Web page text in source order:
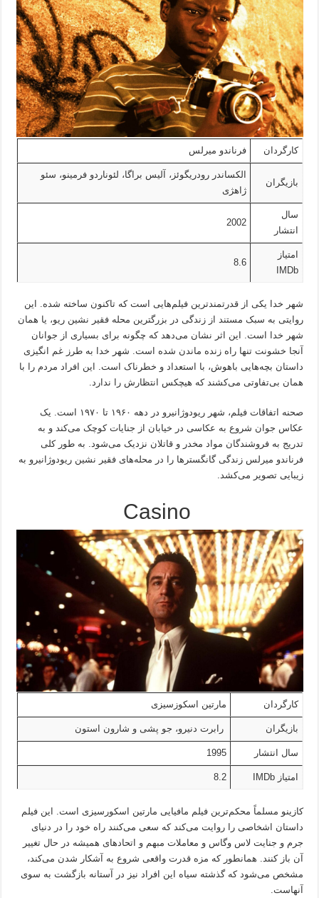
کارگردان فرناندو میرلس
بازیگران
الکساندر رودریگوئز، آلیس براگا، لئوناردو فرمینو، سئو
ژاهژی
سال
انتشار
2002
امتیاز
IMDb
8.6
شهر خدا یکی از قدرتمندترین فیلم‌هایی است که تاکنون ساخته شده. این
روایتی به سبک مستند از زندگی در بزرگترین محله فقیر نشین ریو، یا همان
شهر خدا است. این اثر نشان می‌دهد که چگونه برای بسیاری از جوانان
آنجا خشونت تنها راه زنده ماندن شده است. شهر خدا به طرز غم انگیزی
داستان بچه‌هایی باهوش، با استعداد و خطرناک است. این افراد مردم را با
همان بی‌تفاوتی می‌کشند که هیچکس انتظارش را ندارد.
صحنه اتفاقات فیلم، شهر ریودوژانیرو در دهه ۱۹۶۰ تا ۱۹۷۰ است. یک
عکاس جوان شروع به عکاسی در خیابان از جنایات کوچک می‌کند و به
تدریج به فروشندگان مواد مخدر و قاتلان نزدیک می‌شود. به طور کلی
فرناندو میرلس زندگی گانگسترها را در محله‌های فقیر نشین ریودوژانیرو به
زیبایی تصویر می‌کشد.
کارگردان مارتین اسکوزسیزی
بازیگران رابرت دنیرو، جو پشی و شارون استون
سال انتشار 1995
امتیاز IMDb 8.2
کازینو مسلماً محکم‌ترین فیلم مافیایی مارتین اسکورسیزی است. این فیلم
داستان اشخاصی را روایت می‌کند که سعی می‌کنند راه خود را در دنیای
جرم و جنایت لاس وگاس و معاملات مبهم و اتحادهای همیشه در حال تغییر
آن باز کنند. همانطور که مزه قدرت واقعی شروع به آشکار شدن می‌کند،
مشخص می‌شود که گذشته سیاه این افراد نیز در آستانه بازگشت به سوی
آنهاست.